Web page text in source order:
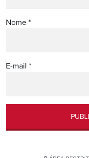
Nome *
E-mail *